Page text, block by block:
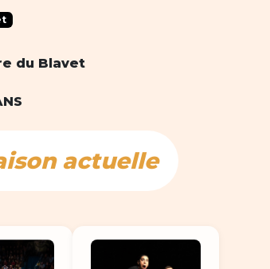
du Blavet
actuelle